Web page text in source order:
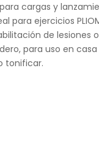
cargas y
ejercicios
de lesiones
para uso en
tonificar.